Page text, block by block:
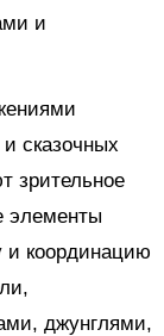
и
сказочных
зрительное
элементы
и координацию
джунглями,